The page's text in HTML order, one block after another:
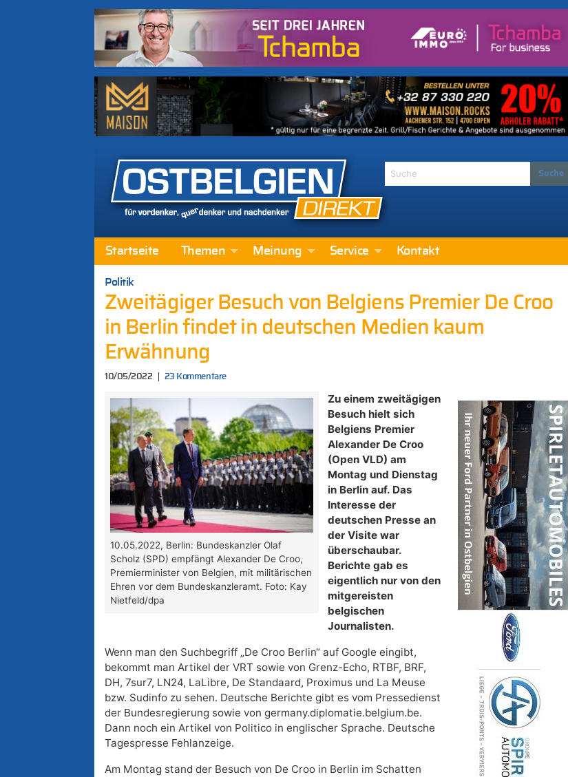
Startseite Themen Meinung Service Kontakt
Politik
Zweitägiger Besuch von Belgiens Premier De Croo
in Berlin findet in deutschen Medien kaum
Erwähnung
10/05/2022 23 Kommentare
10.05.2022, Berlin: Bundeskanzler Olaf
Scholz (SPD) empfängt Alexander De Croo,
Premierminister von Belgien, mit militärischen
Ehren vor dem Bundeskanzleramt. Foto: Kay
Nietfeld/dpa
Zu einem zweitägigen
Besuch hielt sich
Belgiens Premier
Alexander De Croo
(Open VLD) am
Montag und Dienstag
in Berlin auf. Das
Interesse der
deutschen Presse an
der Visite war
überschaubar.
Berichte gab es
eigentlich nur von den
mitgereisten
belgischen
Journalisten.
Wenn man den Suchbegriff „De Croo Berlin“ auf Google eingibt,
bekommt man Artikel der VRT sowie von Grenz-Echo, RTBF, BRF,
DH, 7sur7, LN24, LaLibre, De Standaard, Proximus und La Meuse
bzw. Sudinfo zu sehen. Deutsche Berichte gibt es vom Pressedienst
der Bundesregierung sowie von germany.diplomatie.belgium.be.
Dann noch ein Artikel von Politico in englischer Sprache. Deutsche
Tagespresse Fehlanzeige.
Am Montag stand der Besuch von De Croo in Berlin im Schatten